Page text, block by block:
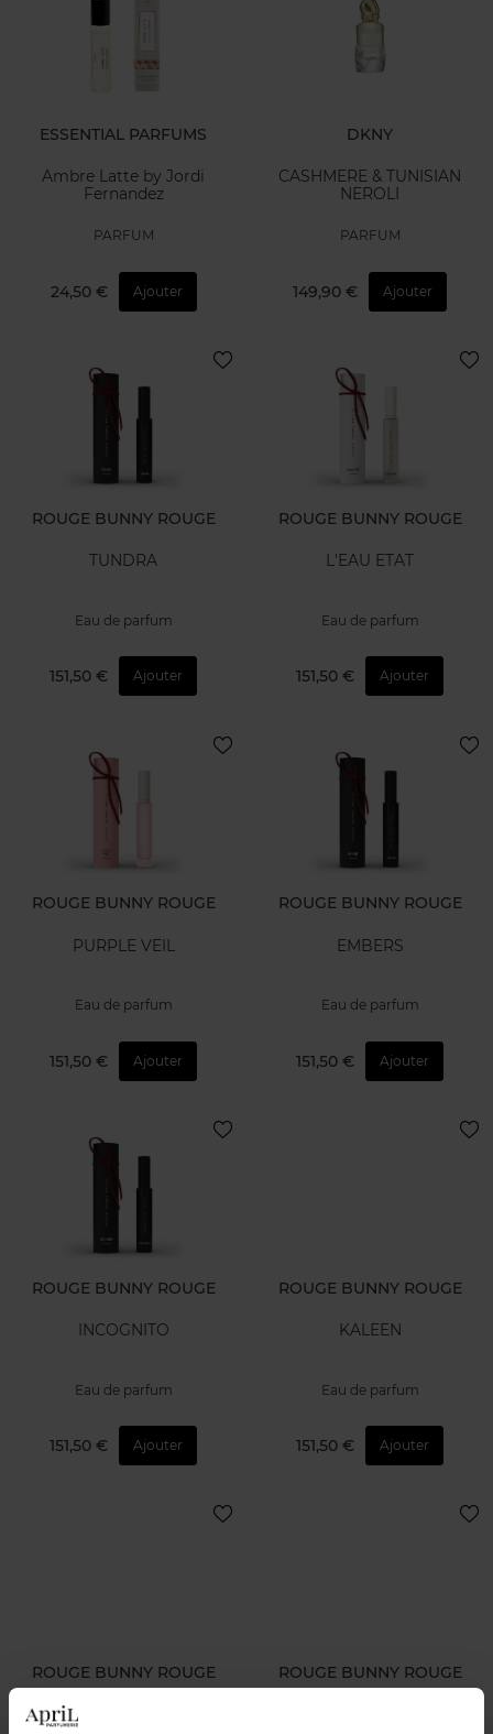
ESSENTIAL PARFUMS
Ambre Latte by Jordi
Fernandez
PARFUM
24,50 € Ajouter
DKNY
CASHMERE & TUNISIAN
NEROLI
PARFUM
149,90 € Ajouter
ROUGE BUNNY ROUGE
TUNDRA
Eau de parfum
151,50 € Ajouter
ROUGE BUNNY ROUGE
L'EAU ETAT
Eau de parfum
151,50 € Ajouter
ROUGE BUNNY ROUGE
PURPLE VEIL
Eau de parfum
151,50 € Ajouter
ROUGE BUNNY ROUGE
EMBERS
Eau de parfum
151,50 € Ajouter
ROUGE BUNNY ROUGE
INCOGNITO
Eau de parfum
151,50 € Ajouter
ROUGE BUNNY ROUGE
KALEEN
Eau de parfum
151,50 € Ajouter
ROUGE BUNNY ROUGE ROUGE BUNNY ROUGE